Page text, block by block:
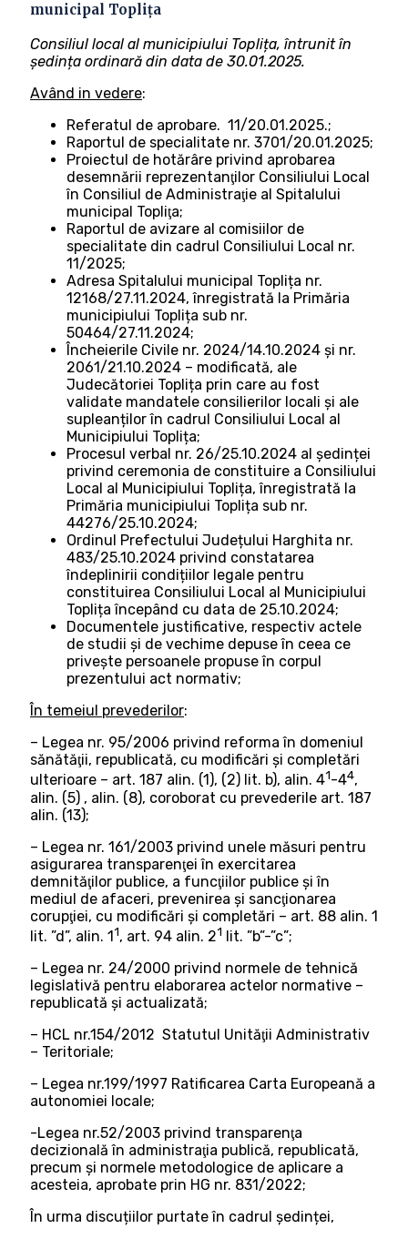
municipal Topliţa
Consiliul local al municipiului Toplița, întrunit în
ședința ordinară din data de 30.01.2025.
Având in vedere:
Referatul de aprobare. 11/20.01.2025.;
Raportul de specialitate nr. 3701/20.01.2025;
Proiectul de hotărâre privind aprobarea
desemnării reprezentanţilor Consiliului Local
în Consiliul de Administraţie al Spitalului
municipal Topliţa;
Raportul de avizare al comisiilor de
specialitate din cadrul Consiliului Local nr.
11/2025;
Adresa Spitalului municipal Toplița nr.
12168/27.11.2024, înregistrată la Primăria
municipiului Toplița sub nr.
50464/27.11.2024;
Încheierile Civile nr. 2024/14.10.2024 și nr.
2061/21.10.2024 – modificată, ale
Judecătoriei Toplița prin care au fost
validate mandatele consilierilor locali și ale
supleanților în cadrul Consiliului Local al
Municipiului Toplița;
Procesul verbal nr. 26/25.10.2024 al ședinței
privind ceremonia de constituire a Consiliului
Local al Municipiului Toplița, înregistrată la
Primăria municipiului Toplița sub nr.
44276/25.10.2024;
Ordinul Prefectului Județului Harghita nr.
483/25.10.2024 privind constatarea
îndeplinirii condițiilor legale pentru
constituirea Consiliului Local al Municipiului
Toplița începând cu data de 25.10.2024;
Documentele justificative, respectiv actele
de studii și de vechime depuse în ceea ce
privește persoanele propuse în corpul
prezentului act normativ;
În temeiul prevederilor:
– Legea nr. 95/2006 privind reforma în domeniul
sănătăţii, republicată, cu modificări şi completări
ulterioare – art. 187 alin. (1), (2) lit. b), alin. 41-44,
alin. (5) , alin. (8), coroborat cu prevederile art. 187
alin. (13);
– Legea nr. 161/2003 privind unele măsuri pentru
asigurarea transparenţei în exercitarea
demnităţilor publice, a funcţiilor publice şi în
mediul de afaceri, prevenirea şi sancţionarea
corupţiei, cu modificări şi completări – art. 88 alin. 1
lit. ”d”, alin. 11, art. 94 alin. 21 lit. ”b”-”c”;
– Legea nr. 24/2000 privind normele de tehnică
legislativă pentru elaborarea actelor normative –
republicată şi actualizată;
– HCL nr.154/2012 Statutul Unităţii Administrativ
– Teritoriale;
– Legea nr.199/1997 Ratificarea Carta Europeană a
autonomiei locale;
-Legea nr.52/2003 privind transparenţa
decizională în administraţia publică, republicată,
precum și normele metodologice de aplicare a
acesteia, aprobate prin HG nr. 831/2022;
În urma discuțiilor purtate în cadrul ședinței,